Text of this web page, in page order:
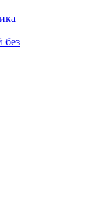
без